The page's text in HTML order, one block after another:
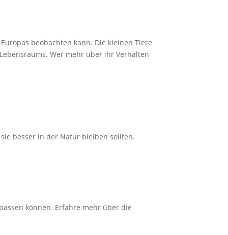
beobachten kann. Die kleinen Tiere
Wer mehr über ihr Verhalten
besser in der Natur bleiben sollten.
können. Erfahre mehr über die